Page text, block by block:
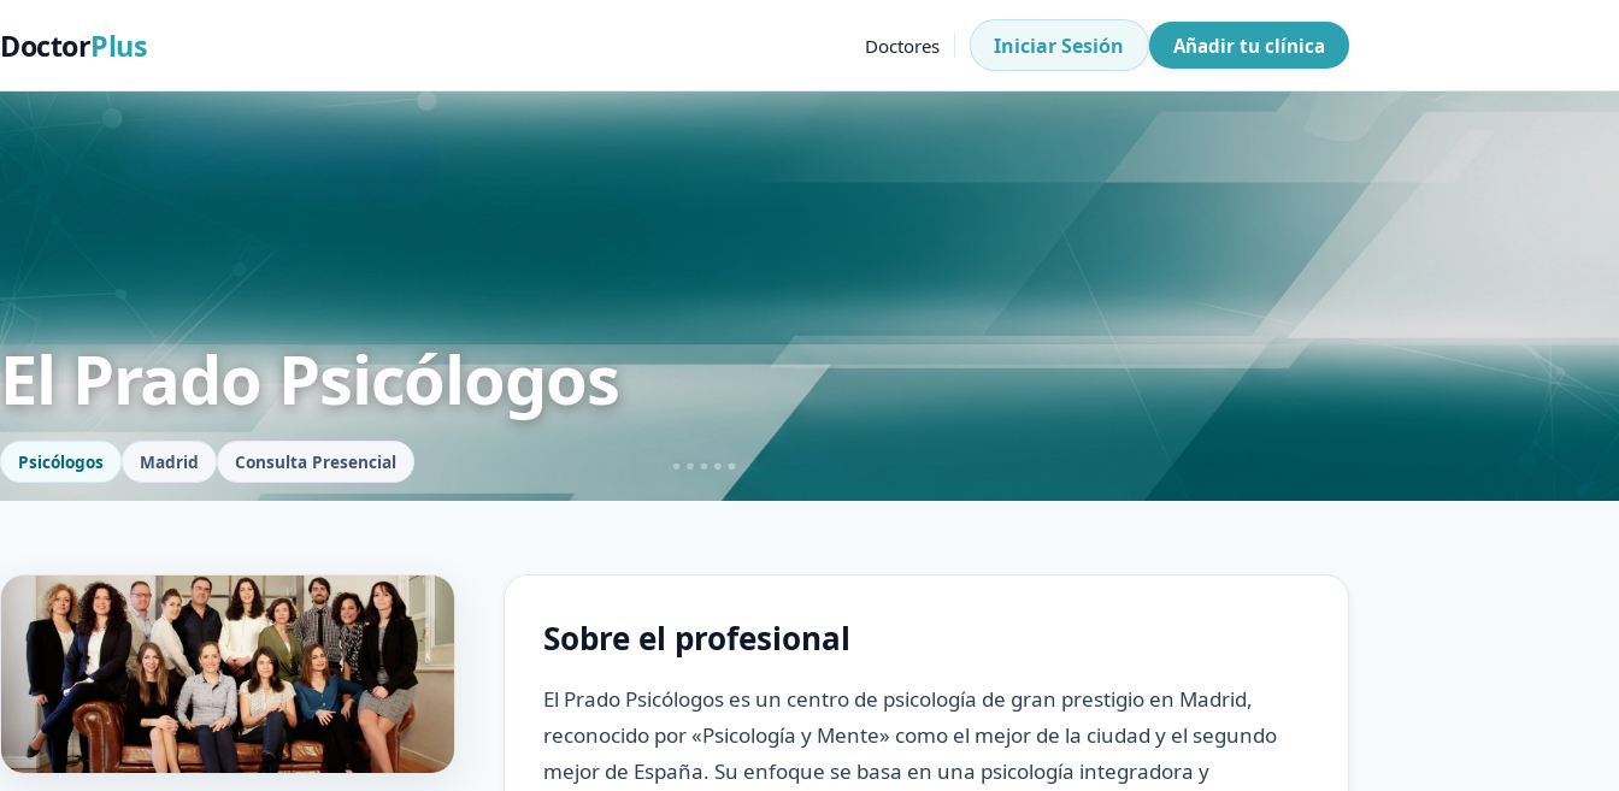
DoctorPlus Doctores Iniciar Sesión Añadir tu clínica
El Prado Psicólogos
Psicólogos Madrid Consulta Presencial
Sobre el profesional
El Prado Psicólogos es un centro de psicología de gran prestigio en Madrid,
reconocido por «Psicología y Mente» como el mejor de la ciudad y el segundo
mejor de España. Su enfoque se basa en una psicología integradora y